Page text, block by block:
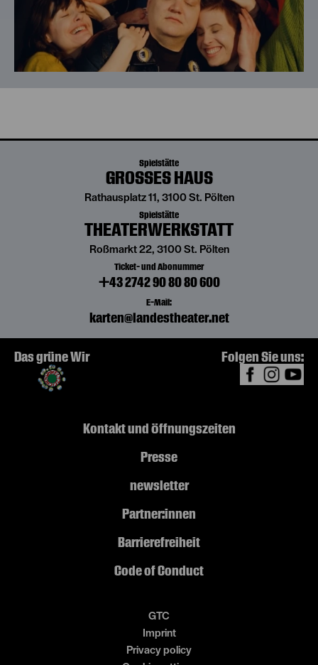
Spielstätte
GROSSES HAUS
Rathausplatz 11, 3100 St. Pölten
Spielstätte
THEATERWERKSTATT
Roßmarkt 22, 3100 St. Pölten
Ticket- und Abonummer
+43 2742 90 80 80 600
E-Mail:
karten@landestheater.net
Das grüne Wir Folgen Sie uns:
Kontakt und Öffnungszeiten
Presse
newsletter
Partner:innen
Barrierefreiheit
Code of Conduct
GTC
Imprint
Privacy policy